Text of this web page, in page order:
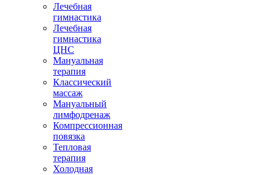
Лечебная
гимнастика
Лечебная
гимнастика
ЦНС
Мануальная
терапия
Классический
массаж
Мануальный
лимфодренаж
Компрессионная
повязка
Тепловая
терапия
Холодная